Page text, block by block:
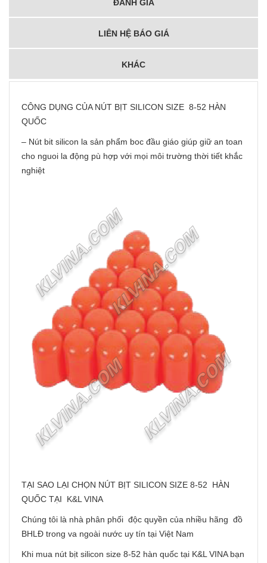
ĐÁNH GIÁ
LIÊN HỆ BÁO GIÁ
KHÁC
CÔNG DỤNG CỦA NÚT BỊT SILICON SIZE 8-52 HÀN
QUỐC
– Nút bit silicon la sản phẩm boc đầu giáo giúp giữ an toan
cho nguoi la động pù hợp với mọi môi trường thời tiết khắc
nghiệt
TẠI SAO LẠI CHỌN NÚT BỊT SILICON SIZE 8-52 HÀN
QUỐC TẠI K&L VINA
Chúng tôi là nhà phân phối độc quyền của nhiều hãng đồ
BHLĐ trong va ngoài nước uy tín tại Việt Nam
Khi mua nút bịt silicon size 8-52 hàn quốc tại K&L VINA bạn